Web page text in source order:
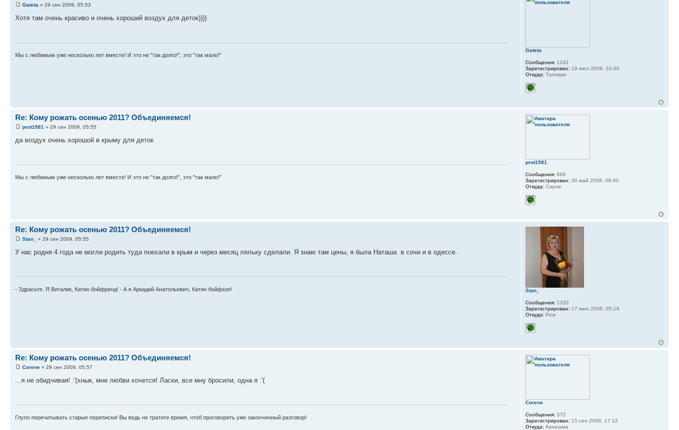
Gateta » 29 сен 2009, 05:53
Хотя там очень красиво и очень хороший воздух для деток))))
Мы с любимым уже несколько лет вместе! И это не "так долго!", это "так мало!"
Gateta
Сообщения: 1241
Зарегистрирован: 19 июл 2009, 10:40
Откуда: Таловая
Re: Кому рожать осенью 2011? Объединяемся!
prot1981 » 29 сен 2009, 05:55
да воздух очень хорошой в крыму для деток
Мы с любимым уже несколько лет вместе! И это не "так долго!", это "так мало!"
prot1981
Сообщения: 868
Зарегистрирован: 30 май 2008, 08:00
Откуда: Саров
Re: Кому рожать осенью 2011? Объединяемся!
Stan_ » 29 сен 2009, 05:55
У нас родня 4 года не могли родить туда поехали в крым и через месяц ляльку сделали. Я знаю там цены, я была Наташа в сочи и в одессе.
- Здрасьте. Я Виталик, Катин бойфренд! - А я Аркадий Анатольевич, Катин бойфазе! Stan_
Сообщения: 1333
Зарегистрирован: 17 июн 2009, 05:18
Откуда: Реж
Re: Кому рожать осенью 2011? Объединяемся!
Corene » 29 сен 2009, 05:57
...я не обидчивая! :'(хнык, мне любви хочется! Ласки, все мну бросили, одна я :'(
Глупо перечитывать старые переписки! Вы ведь не тратите время, чтоб проговорить уже законченный разговор!
Corene
Сообщения: 372
Зарегистрирован: 15 сен 2009, 17:12
Откуда: Кинешма